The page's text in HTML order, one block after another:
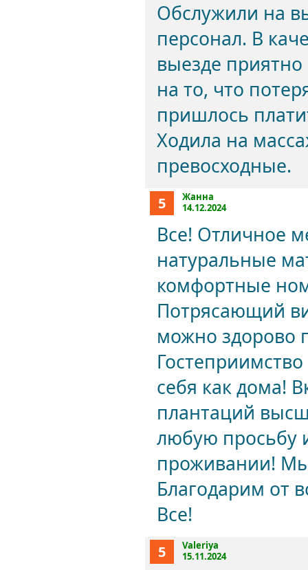
Обслужили на
персонал. В
выезде
на то, что
пришлось
Ходила на
превосходные.
5
Жанна
14.12.2024
Все! Отличное
натуральные
комфортные
Потрясающий
можно здорово
себя как дома!
плантаций
любую просьбу
проживании! Мы
Благодарим от
Все!
5
Valeriya
15.11.2024